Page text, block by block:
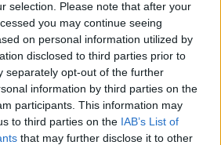
selection. Please note that after your
you may continue seeing
on personal information utilized by
disclosed to third parties prior to
separately opt-out of the further
information by third parties on the
participants. This information may
to third parties on the IAB’s List of
that may further disclose it to other
της Microsoft
Μάλτας, Γιάννα
«Η Τεχνητή
πρέπει, να γίνει ένας
σύμμαχος της εκπαίδευσης.
με το Υπουργείο Παιδείας,
πρώτο βήμα, εστιάζοντας